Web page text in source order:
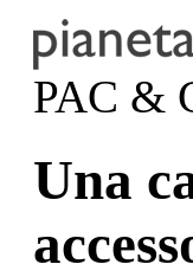
PAC &
Una